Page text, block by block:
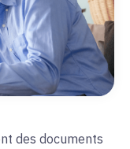
des documents